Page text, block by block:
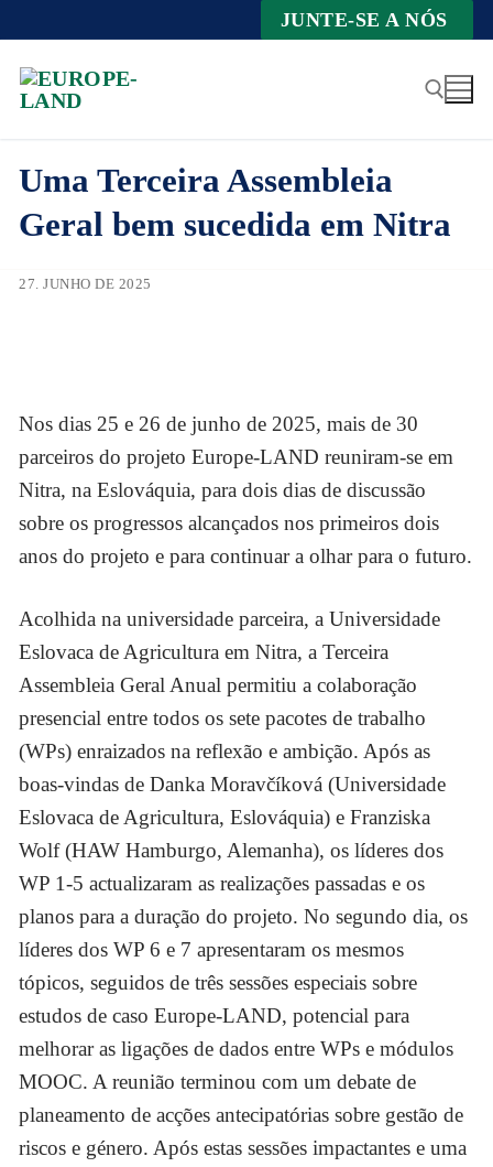
Inhalt
springen
JUNTE-SE A NÓS
Uma Terceira Assembleia
Geral bem sucedida em Nitra
27. JUNHO DE 2025
Nos dias 25 e 26 de junho de 2025, mais de 30
parceiros do projeto Europe-LAND reuniram-se em
Nitra, na Eslováquia, para dois dias de discussão
sobre os progressos alcançados nos primeiros dois
anos do projeto e para continuar a olhar para o futuro.
Acolhida na universidade parceira, a Universidade
Eslovaca de Agricultura em Nitra, a Terceira
Assembleia Geral Anual permitiu a colaboração
presencial entre todos os sete pacotes de trabalho
(WPs) enraizados na reflexão e ambição. Após as
boas-vindas de Danka Moravčíková (Universidade
Eslovaca de Agricultura, Eslováquia) e Franziska
Wolf (HAW Hamburgo, Alemanha), os líderes dos
WP 1-5 actualizaram as realizações passadas e os
planos para a duração do projeto. No segundo dia, os
líderes dos WP 6 e 7 apresentaram os mesmos
tópicos, seguidos de três sessões especiais sobre
estudos de caso Europe-LAND, potencial para
melhorar as ligações de dados entre WPs e módulos
MOOC. A reunião terminou com um debate de
planeamento de acções antecipatórias sobre gestão de
riscos e género. Após estas sessões impactantes e uma